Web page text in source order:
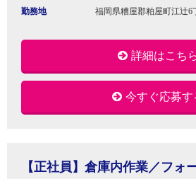
勤務地 福岡県糟屋郡粕屋町江辻6
詳細はこち
今すぐ応募す
【正社員】倉庫内作業／フォ